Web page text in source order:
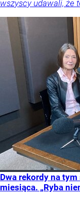
wszyscy udawali, że
Dwa rekordy na
miesiąca. „Ryba